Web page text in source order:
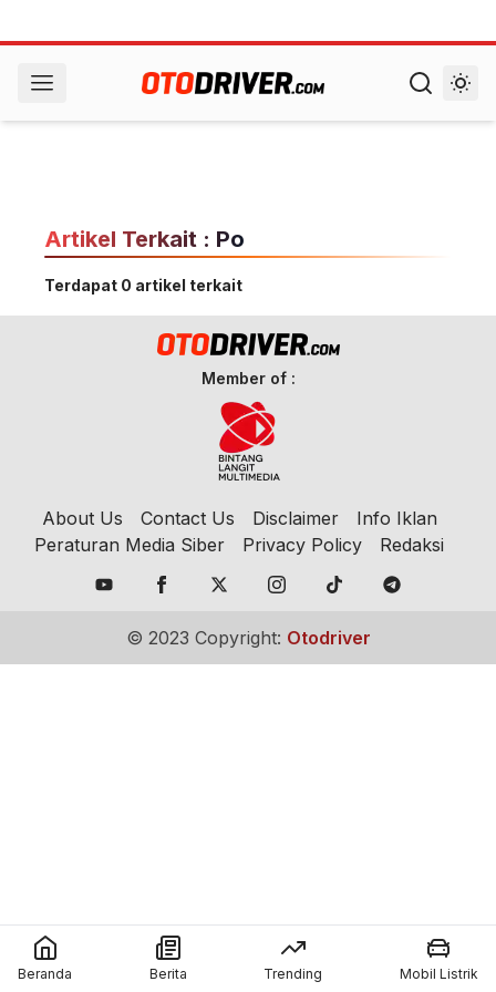
Artikel Terkait : Po
Terdapat 0 artikel terkait
Member of :
About Us Contact Us Disclaimer
Info Iklan
Peraturan Media Siber
Privacy Policy Redaksi
© 2023 Copyright: Otodriver
Beranda Berita Trending Mobil Listrik